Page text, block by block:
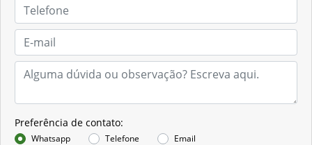
Preferência de contato:
Whatsapp Telefone Email